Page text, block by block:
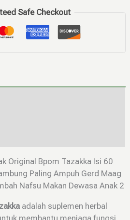
Safe Checkout
adalah suplemen herbal
membantu menjaga fungsi